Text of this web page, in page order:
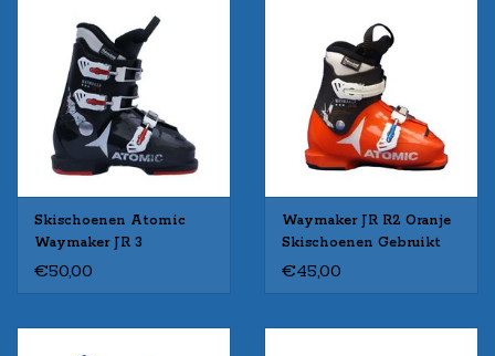
Skischoenen Atomic
Waymaker JR 3
Zw/Wit/Rood Gebruikt
€50,00
Waymaker JR R2 Oranje
Skischoenen Gebruikt
€45,00